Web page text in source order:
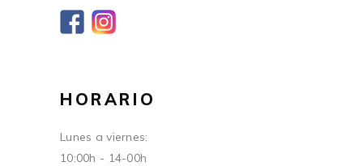
HORARIO
Lunes a viernes:
10:00h - 14-00h